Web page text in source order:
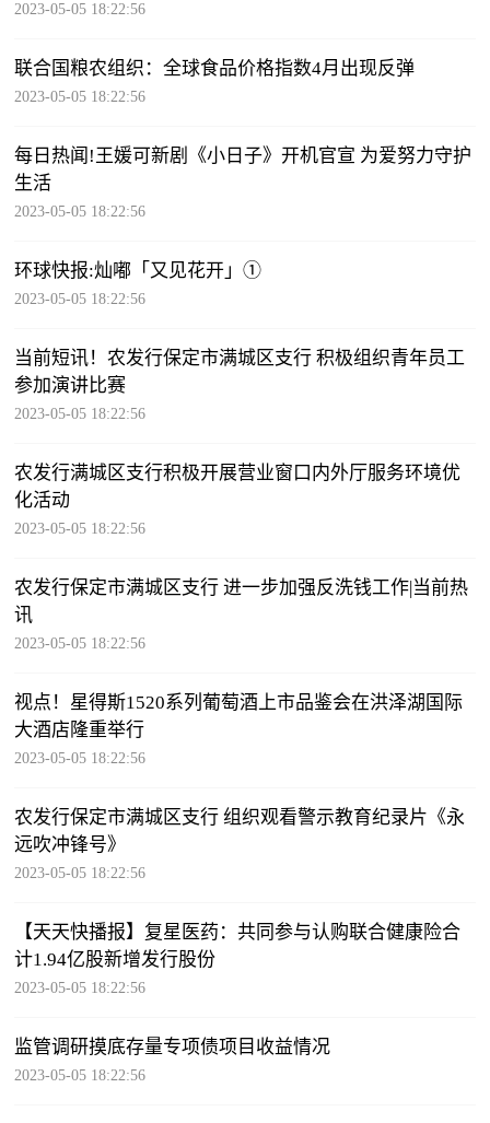
2023-05-05 18:22:56
联合国粮农组织：全球食品价格指数4月出现反弹
2023-05-05 18:22:56
每日热闻!王媛可新剧《小日子》开机官宣 为爱努力守护
生活
2023-05-05 18:22:56
环球快报:灿嘟「又见花开」①
2023-05-05 18:22:56
当前短讯！农发行保定市满城区支行 积极组织青年员工
参加演讲比赛
2023-05-05 18:22:56
农发行满城区支行积极开展营业窗口内外厅服务环境优
化活动
2023-05-05 18:22:56
农发行保定市满城区支行 进一步加强反洗钱工作|当前热
讯
2023-05-05 18:22:56
视点！星得斯1520系列葡萄酒上市品鉴会在洪泽湖国际
大酒店隆重举行
2023-05-05 18:22:56
农发行保定市满城区支行 组织观看警示教育纪录片《永
远吹冲锋号》
2023-05-05 18:22:56
【天天快播报】复星医药：共同参与认购联合健康险合
计1.94亿股新增发行股份
2023-05-05 18:22:56
监管调研摸底存量专项债项目收益情况
2023-05-05 18:22:56